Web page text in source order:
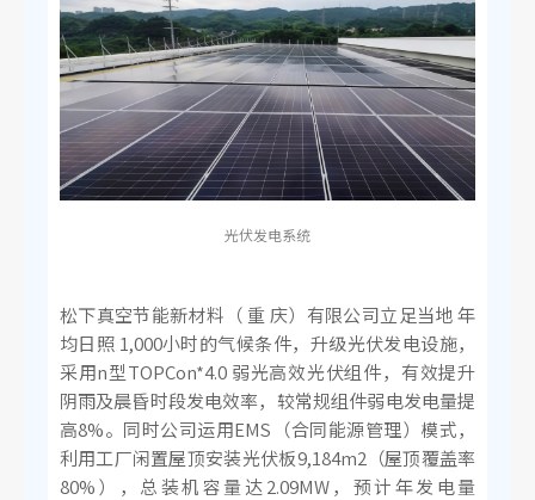
光伏发电系统
松下真空节能新材料（ 重 庆）有限公司立足当地 年
均日照 1,000小时的气候条件，升级光伏发电设施，
采用n型TOPCon*4.0 弱光高效光伏组件，有效提升
阴雨及晨昏时段发电效率，较常规组件弱电发电量提
高8%。同时公司运用EMS（合同能源管理）模式，
利用工厂闲置屋顶安装光伏板9,184m2（屋顶覆盖率
80%），总装机容量达2.09MW，预计年发电量